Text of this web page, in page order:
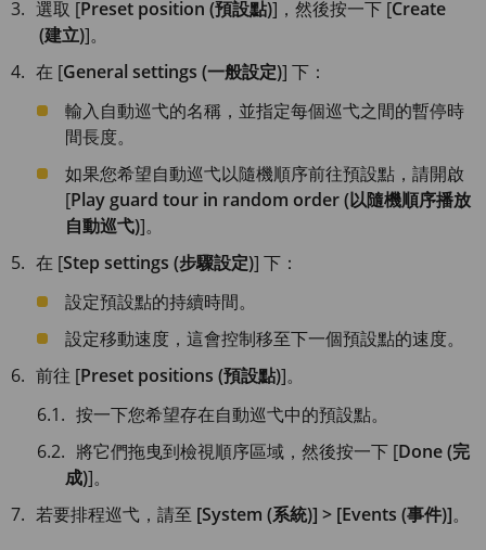
選取 [Preset position (預設點)]，然後按一下 [Create
(建立)]。
在 [General settings (一般設定)] 下：
輸入自動巡弋的名稱，並指定每個巡弋之間的暫停時
間長度。
如果您希望自動巡弋以隨機順序前往預設點，請開啟
[Play guard tour in random order (以隨機順序播放
自動巡弋)]。
在 [Step settings (步驟設定)] 下：
設定預設點的持續時間。
設定移動速度，這會控制移至下一個預設點的速度。
前往 [Preset positions (預設點)]。
按一下您希望存在自動巡弋中的預設點。
將它們拖曳到檢視順序區域，然後按一下 [Done (完
成)]。
若要排程巡弋，請至 [System (系統)] > [Events (事件)]。